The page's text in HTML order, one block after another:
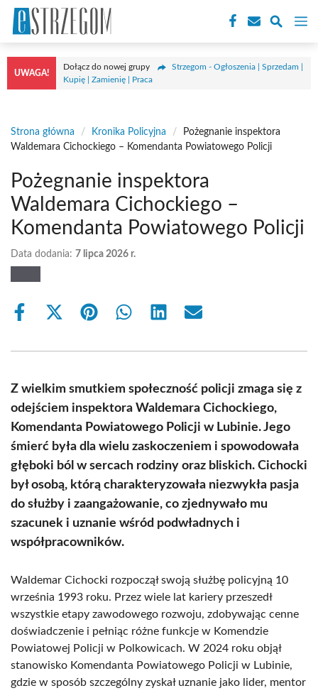
Przejdź
treści
UWAGA!
Dołącz do nowej grupy
Strzegom - Ogłoszenia | Sprzedam |
Kupię | Zamienię | Praca
Strona główna / Kronika Policyjna /
Pożegnanie inspektora
Waldemara Cichockiego – Komendanta Powiatowego Policji
Pożegnanie inspektora
Waldemara Cichockiego –
Komendanta Powiatowego Policji
Data dodania: 7 lipca 2026 r.
Share
Share
(Twitter)
Share Share Share Share
Z wielkim smutkiem społeczność policji zmaga się z
odejściem inspektora Waldemara Cichockiego,
Komendanta Powiatowego Policji w Lubinie. Jego
śmierć była dla wielu zaskoczeniem i spowodowała
głęboki ból w sercach rodziny oraz bliskich. Cichocki
był osobą, którą charakteryzowała niezwykła pasja
do służby i zaangażowanie, co zjednywało mu
szacunek i uznanie wśród podwładnych i
współpracowników.
Waldemar Cichocki rozpoczął swoją służbę policyjną 10
września 1993 roku. Przez wiele lat kariery przeszedł
wszystkie etapy zawodowego rozwoju, zdobywając cenne
doświadczenie i pełniąc różne funkcje w Komendzie
Powiatowej Policji w Polkowicach. W 2024 roku objął
stanowisko Komendanta Powiatowego Policji w Lubinie,
gdzie w sposób szczególny zyskał uznanie jako lider, mentor